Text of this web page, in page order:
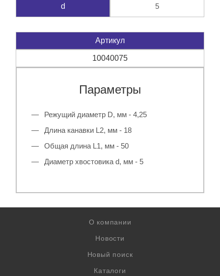
d 5
Артикул
10040075
Параметры
Режущий диаметр D, мм - 4,25
Длина канавки L2, мм - 18
Общая длина L1, мм - 50
Диаметр хвостовика d, мм - 5
О компании
Новости
Новый поиск
Каталоги